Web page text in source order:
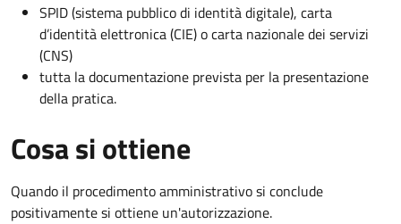
SPID (sistema pubblico di identità digitale), carta
d’identità elettronica (CIE) o carta nazionale dei servizi
(CNS)
tutta la documentazione prevista per la presentazione
della pratica.
Cosa si ottiene
Quando il procedimento amministrativo si conclude
positivamente si ottiene un'autorizzazione.